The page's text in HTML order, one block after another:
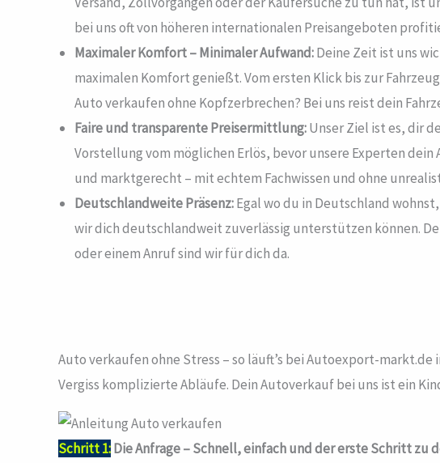
bei uns oft von höheren internationalen Preisangeboten
Maximaler Komfort – Minimaler Aufwand:Deine Zeit ist uns
maximalen Komfort genießt. Vom ersten Klick bis zur
Auto verkaufen ohne Kopfzerbrechen? Bei uns reist dein
Faire und transparente Preisermittlung:Unser Ziel ist es, dir
Vorstellung vom möglichen Erlös, bevor unsere Experten
und marktgerecht – mit echtem Fachwissen und ohne
Deutschlandweite Präsenz:Egal wo du in Deutschland
wir dich deutschlandweit zuverlässig unterstützen können.
oder einem Anruf sind wir für dich da.
Auto verkaufen ohne Stress – so läuft’s bei Autoexport-markt.de
Vergiss komplizierte Abläufe. Dein Autoverkauf bei uns ist ein
Schritt 1:Die Anfrage – Schnell, einfach und der erste Schritt zu